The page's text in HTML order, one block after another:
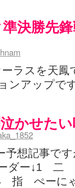
準決勝先
ラスを天鳳
ンアップで
かせた
予想記事で
ーダー↓1
4 指 ぺー